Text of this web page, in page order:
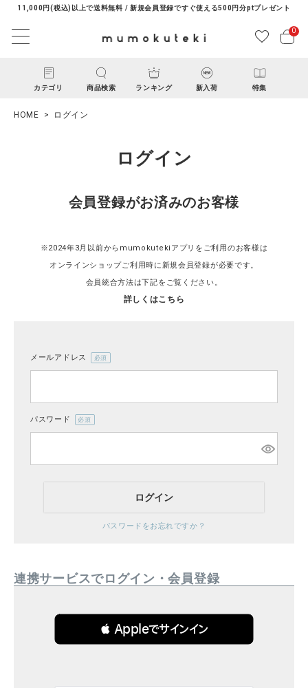
11,000円(税込)以上で送料無料 / 新規会員登録ですぐ使える500円分ptプレゼント
0
カテゴリ 商品検索 ランキング 新入荷 特集
新規会員登録
CATEGORY
ナチュラル服
HOME ログイン
ログイン
会員登録がお済みのお客様
※2024年3月以前からmumokutekiアプリをご利用のお客様は
オンラインショップご利用時に新規会員登録が必要です。
会員統合方法は下記をご覧ください。
詳しくはこちら
メールアドレス
パスワード
ログイン
パスワードをお忘れですか？
連携サービスでログイン・会員登録
 Appleでサインイン